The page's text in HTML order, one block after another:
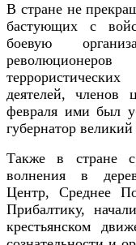
В стране не
бастующих с
боевую
деятелей, членов
февраля ими был
губернатор
Также в стране
волнения в
Центр, Среднее
Прибалтику,
крестьянском